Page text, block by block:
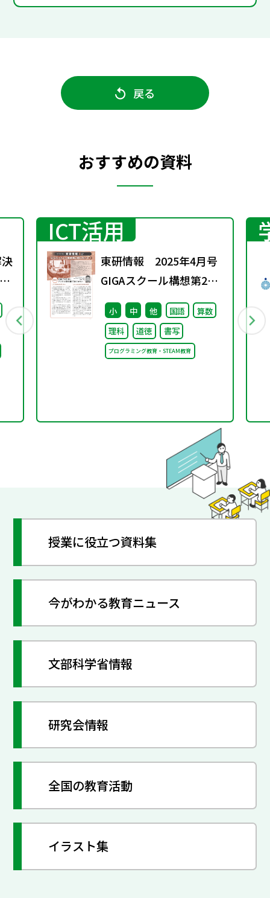
戻る
おすすめの資料
ICT活用
東研情報 2025年4月号
GIGAスクール構想第2期
に向けて ③
小 中 他 国語
算数
理科
道徳 書写
プログラミング教育・STEAM教育
授業に役立つ資料集
今がわかる教育ニュース
文部科学省情報
研究会情報
全国の教育活動
イラスト集